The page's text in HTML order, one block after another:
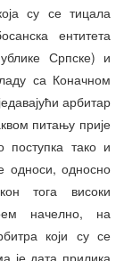
су се тицала
ентитета
Српске) и
са Коначном
арбитар
питању прије
поступка тако и
односи, односно
тога високи
начелно, на
који су се
је дата прилика